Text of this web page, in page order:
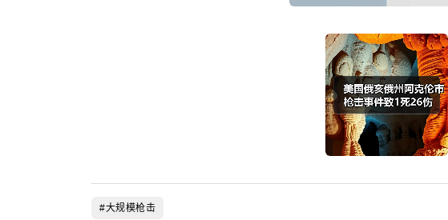
#大规模枪击